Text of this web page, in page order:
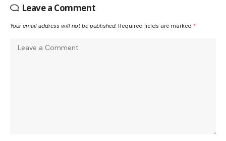
Leave a Comment
Your email address will not be published. Required fields are marked *